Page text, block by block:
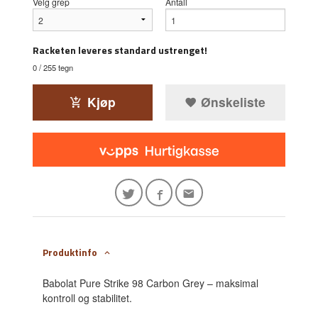
Racketen leveres standard ustrenget!
0/ 255 tegn
Kjøp Ønskeliste
Produktinfo
Babolat Pure Strike 98 Carbon Grey – maksimal
kontroll og stabilitet.